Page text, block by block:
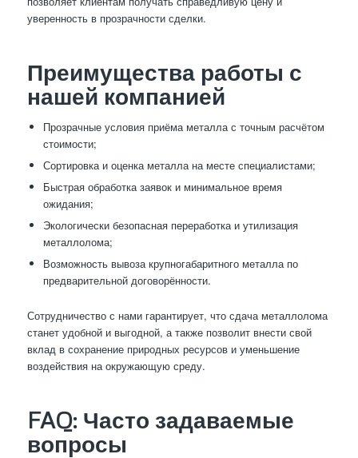
уверенность в прозрачности сделки.
Преимущества работы с
нашей компанией
Прозрачные условия приёма металла с точным расчётом
стоимости;
Сортировка и оценка металла на месте специалистами;
Быстрая обработка заявок и минимальное время
ожидания;
Экологически безопасная переработка и утилизация
металлолома;
Возможность вывоза крупногабаритного металла по
предварительной договорённости.
Сотрудничество с нами гарантирует, что сдача металлолома
станет удобной и выгодной, а также позволит внести свой
вклад в сохранение природных ресурсов и уменьшение
воздействия на окружающую среду.
FAQ: Часто задаваемые
вопросы